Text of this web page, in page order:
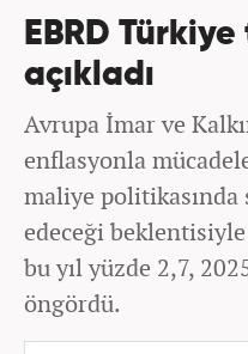
EBRD
açıkladı
Avrupa İmar ve
enflasyonla
maliye politikasında
edeceği
bu yıl yüzde 2,7,
öngördü.